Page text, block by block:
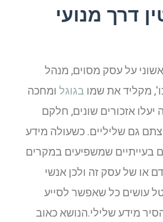
דרך מנועי
על עסק מסוים, מנהל
מקליד את שמו בגוגל ומחכה
אזכורים שונים, חלקם
גם שליליים. כשעולה מידע
בעייתיים שמשפיעים במקרים
או של עסק זה ולכן אנשי
עושים כל שאפשר לסייע
מידע שלילי.הנושא כאוב